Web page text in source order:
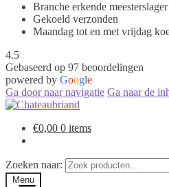
Branche erkende meesterslager
Gekoeld verzonden
Maandag tot en met vrijdag
4.5
Gebaseerd op 97 beoordelingen
powered by Google
Ga door naar navigatie Ga naar de
€0,00 0 items
Zoeken naar:
Menu